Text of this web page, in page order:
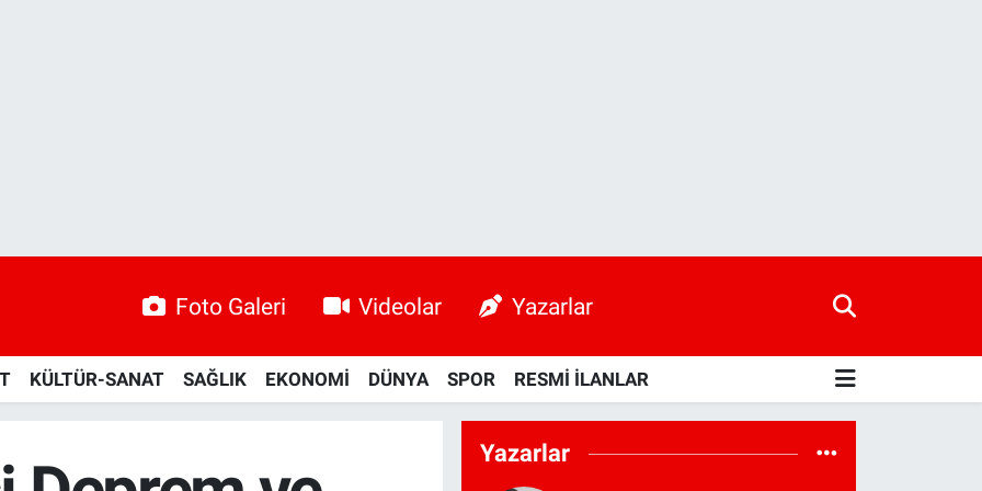
Foto Galeri Videolar Yazarlar
KÜLTÜR-SANAT SAĞLIK EKONOMİ DÜNYA SPOR RESMİ İLANLAR
Yazarlar